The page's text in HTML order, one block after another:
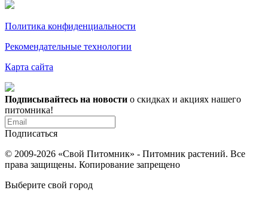
Политика конфиденциальности
Рекомендательные технологии
Карта сайта
Подписывайтесь на новости о скидках и акциях нашего
питомника!
Подписаться
© 2009-2026 «Свой Питомник» - Питомник растений. Все
права защищены. Копирование запрещено
Выберите свой город